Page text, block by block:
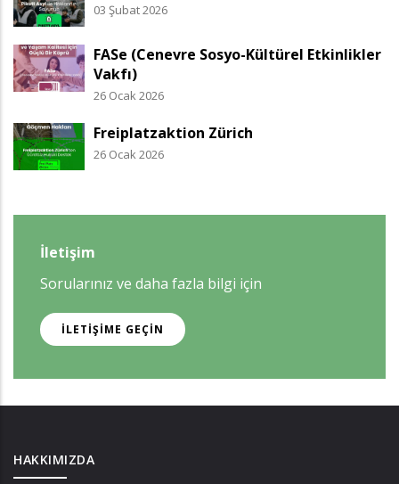
03 Şubat 2026
FASe (Cenevre Sosyo-Kültürel Etkinlikler
Vakfı)
26 Ocak 2026
Freiplatzaktion Zürich
26 Ocak 2026
İletişim
Sorularınız ve daha fazla bilgi için
İLETIŞIME GEÇIN
HAKKIMIZDA